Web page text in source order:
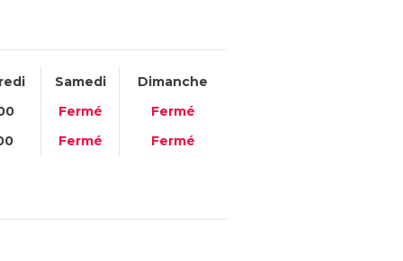
Samedi
Dimanche
Fermé
Fermé
Fermé Fermé